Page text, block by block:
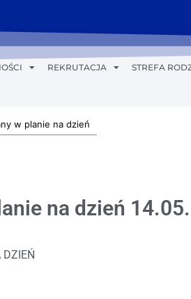
REKRUTACJA STREFA
w planie na dzień
na dzień
DZIEŃ